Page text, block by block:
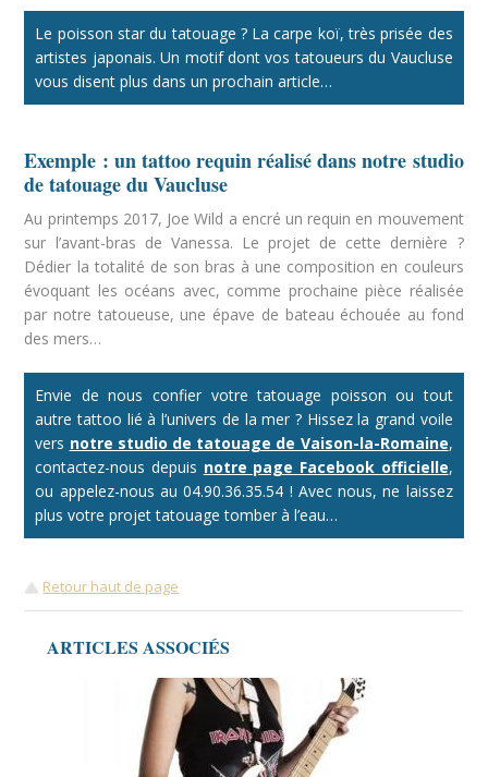
Le poisson star du tatouage ? La carpe koï, très prisée des
artistes japonais. Un motif dont vos tatoueurs du Vaucluse
vous disent plus dans un prochain article…
Exemple : un tattoo requin réalisé dans notre studio
de tatouage du Vaucluse
Au printemps 2017, Joe Wild a encré un requin en mouvement
sur l’avant-bras de Vanessa. Le projet de cette dernière ?
Dédier la totalité de son bras à une composition en couleurs
évoquant les océans avec, comme prochaine pièce réalisée
par notre tatoueuse, une épave de bateau échouée au fond
des mers…
Envie de nous confier votre tatouage poisson ou tout
autre tattoo lié à l’univers de la mer ? Hissez la grand voile
vers notre studio de tatouage de Vaison-la-Romaine,
contactez-nous depuis notre page Facebook officielle,
ou appelez-nous au 04.90.36.35.54 ! Avec nous, ne laissez
plus votre projet tatouage tomber à l’eau…
Retour haut de page
ARTICLES ASSOCIÉS